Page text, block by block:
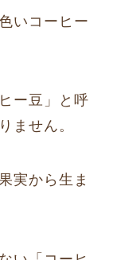
いコーヒー
ー豆」と呼
ません。
実から生ま